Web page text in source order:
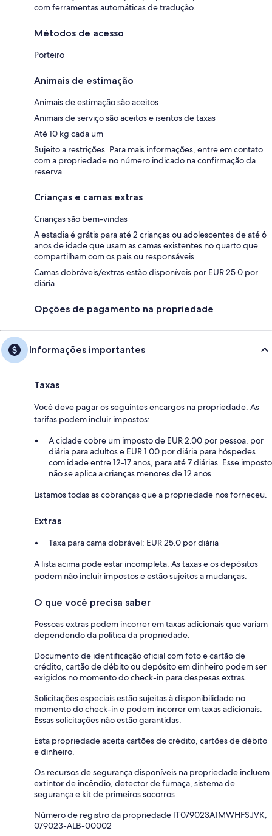
com ferramentas automáticas de tradução.
Métodos de acesso
Porteiro
Animais de estimação
Animais de estimação são aceitos
Animais de serviço são aceitos e isentos de taxas
Até 10 kg cada um
Sujeito a restrições. Para mais informações, entre em contato
com a propriedade no número indicado na confirmação da
reserva
Crianças e camas extras
Crianças são bem-vindas
A estadia é grátis para até 2 crianças ou adolescentes de até 6
anos de idade que usam as camas existentes no quarto que
compartilham com os pais ou responsáveis.
Camas dobráveis/extras estão disponíveis por EUR 25.0 por
diária
Opções de pagamento na propriedade
Informações importantes
Taxas
Você deve pagar os seguintes encargos na propriedade. As
tarifas podem incluir impostos:
A cidade cobre um imposto de EUR 2.00 por pessoa, por
diária para adultos e EUR 1.00 por diária para hóspedes
com idade entre 12-17 anos, para até 7 diárias. Esse imposto
não se aplica a crianças menores de 12 anos.
Listamos todas as cobranças que a propriedade nos forneceu.
Extras
Taxa para cama dobrável: EUR 25.0 por diária
A lista acima pode estar incompleta. As taxas e os depósitos
podem não incluir impostos e estão sujeitos a mudanças.
O que você precisa saber
Pessoas extras podem incorrer em taxas adicionais que variam
dependendo da política da propriedade.
Documento de identificação oficial com foto e cartão de
crédito, cartão de débito ou depósito em dinheiro podem ser
exigidos no momento do check-in para despesas extras.
Solicitações especiais estão sujeitas à disponibilidade no
momento do check-in e podem incorrer em taxas adicionais.
Essas solicitações não estão garantidas.
Esta propriedade aceita cartões de crédito, cartões de débito
e dinheiro.
Os recursos de segurança disponíveis na propriedade incluem
extintor de incêndio, detector de fumaça, sistema de
segurança e kit de primeiros socorros
Número de registro da propriedade IT079023A1MWHFSJVK,
079023-ALB-00002